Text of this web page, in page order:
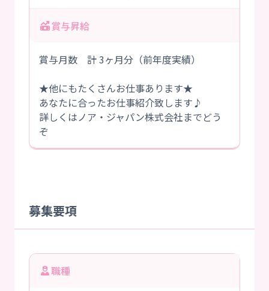
賞与昇給
賞与月数 計 3ヶ月分（前年度実績）
★他にもたくさんお仕事あります★
あなたに合ったお仕事紹介致します♪
詳しくはノア・ジャパン株式会社までどう
ぞ
募集要項
職種